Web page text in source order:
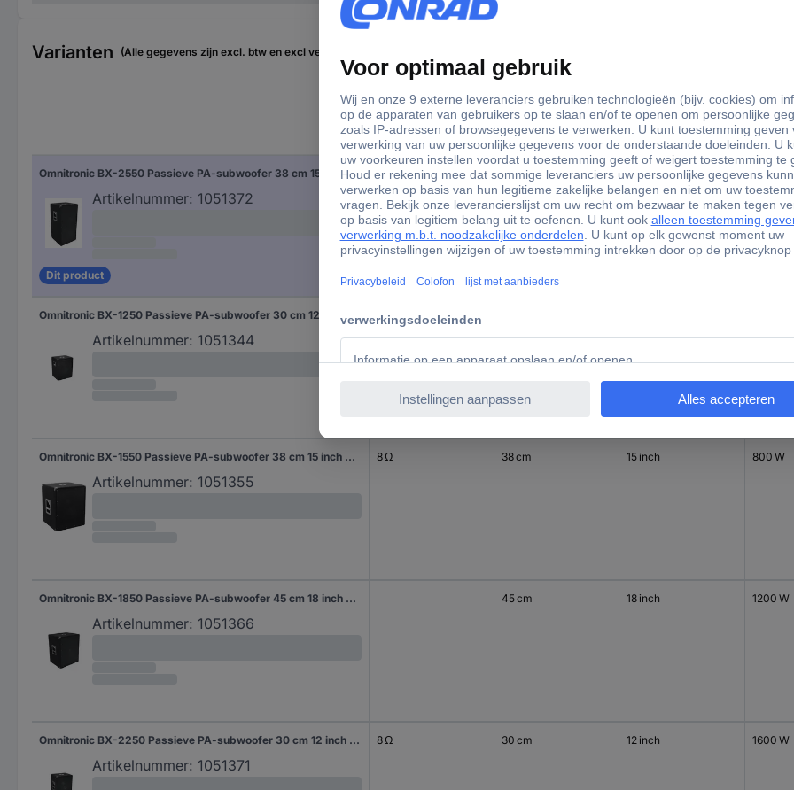
Varianten (Alle gegevens zijn excl. btw en excl verzendkosten)
Impedantie Afm. luidspreker (cm)
Afm. luidspreker
(inch)
Omnitronic BX-2550 Passieve PA-subwoofer 38 cm 15 inch 600 W 1 stuk(s)
Artikelnummer: 1051372
Dit product
8 Ω 38 cm 15 inch 1200 W
Artikelnummer: 1051344
8 Ω
Omnitronic BX-1550 Passieve PA-subwoofer 38 cm 15 inch 400 W 1 stuk(s)
Artikelnummer: 1051355
8 Ω 38 cm 15 inch 800 W
Omnitronic BX-1850 Passieve PA-subwoofer 45 cm 18 inch 600 W 1 stuk(s)
Artikelnummer: 1051366
45 cm 18 inch 1200 W
Omnitronic BX-2250 Passieve PA-subwoofer 30 cm 12 inch 800 W 1 stuk(s)
Artikelnummer: 1051371
8 Ω 30 cm 12 inch 1600 W